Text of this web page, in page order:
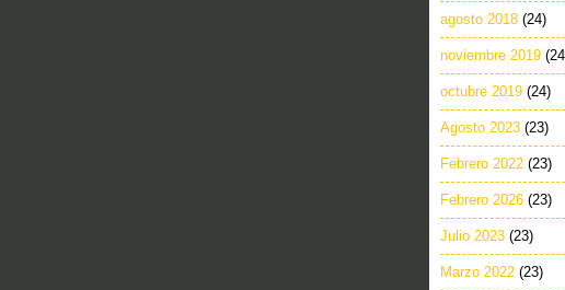
agosto 2018 (24)
noviembre 2019
octubre 2019 (24)
Agosto 2023 (23)
Febrero 2022 (23)
Febrero 2026 (23)
Julio 2023 (23)
Marzo 2022 (23)